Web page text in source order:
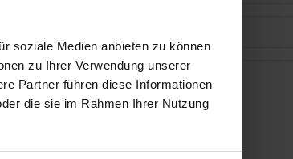
soziale Medien anbieten zu können
zu Ihrer Verwendung unserer
Partner führen diese Informationen
die sie im Rahmen Ihrer Nutzung